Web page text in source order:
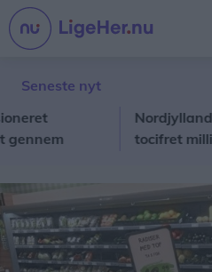
Seneste nyt
Nordjyllands
tocifret